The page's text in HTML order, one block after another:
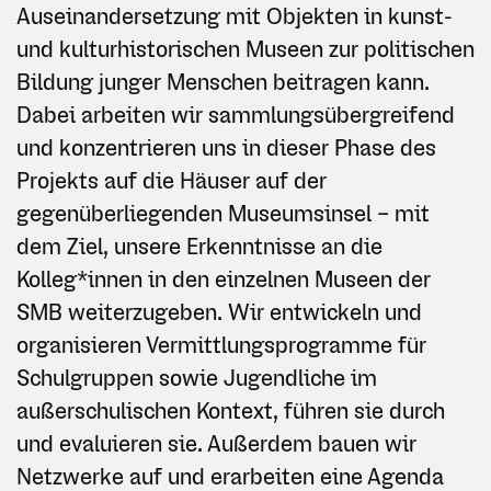
Auseinandersetzung mit Objekten in kunst-
und kulturhistorischen Museen zur politischen
Bildung junger Menschen beitragen kann.
Dabei arbeiten wir sammlungsübergreifend
und konzentrieren uns in dieser Phase des
Projekts auf die Häuser auf der
gegenüberliegenden Museumsinsel – mit
dem Ziel, unsere Erkenntnisse an die
Kolleg*innen in den einzelnen Museen der
SMB weiterzugeben. Wir entwickeln und
organisieren Vermittlungsprogramme für
Schulgruppen sowie Jugendliche im
außerschulischen Kontext, führen sie durch
und evaluieren sie. Außerdem bauen wir
Netzwerke auf und erarbeiten eine Agenda